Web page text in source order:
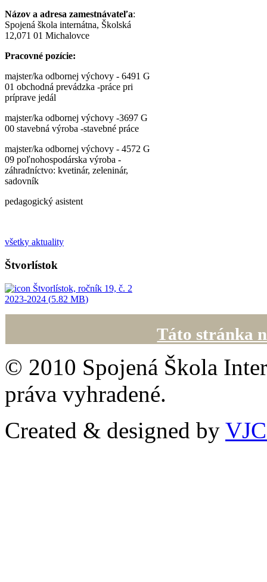
Názov a adresa zamestnávateľa:
Spojená škola internátna, Školská
12,071 01 Michalovce
Pracovné pozície:
majster/ka odbornej výchovy - 6491 G
01 obchodná prevádzka -práce pri
príprave jedál
majster/ka odbornej výchovy -3697 G
00 stavebná výroba -stavebné práce
majster/ka odbornej výchovy - 4572 G
09 poľnohospodárska výroba -
záhradníctvo: kvetinár, zeleninár,
sadovník
pedagogický asistent
všetky aktuality
Štvorlístok
Štvorlístok, ročník 19, č. 2
2023-2024 (5.82 MB)
Táto stránka
© 2010 Spojená Škola
práva vyhradené.
Created & designed by